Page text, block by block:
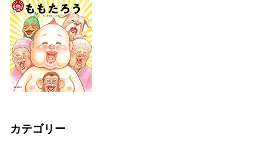
カテゴリー